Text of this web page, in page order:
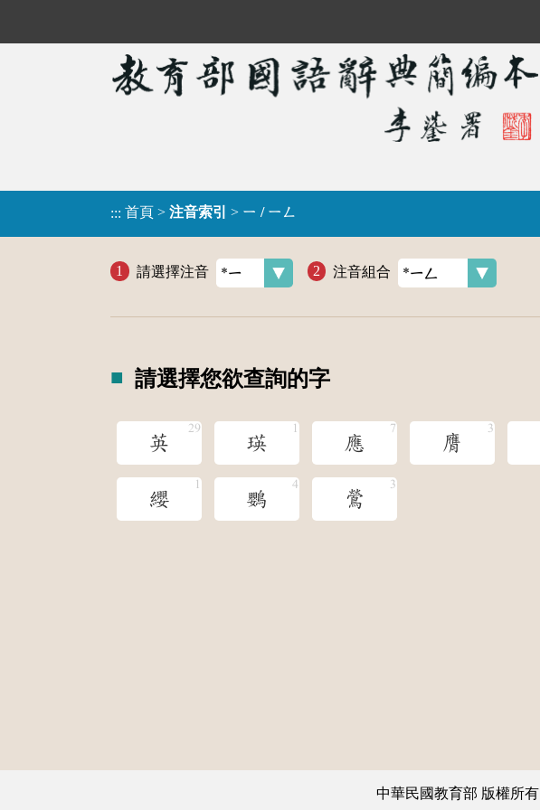
::: 首頁 > 注音索引 > ㄧ / ㄧㄥ
請選擇注音 注音組合
請選擇您欲查詢的字
英 瑛 應 膺
纓 鸚 鶯
中華民國教育部 版權所有